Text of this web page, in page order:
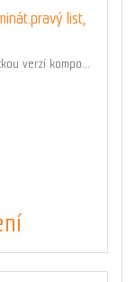
list,
verzí kompo...